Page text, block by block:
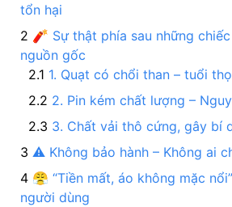
tổn hại
🧨 Sự thật phía sau những
nguồn gốc
1. Quạt có chổi than – tuổi
2. Pin kém chất lượng –
3. Chất vải thô cứng, gây bí
⚠️ Không bảo hành – Không ai
😤 “Tiền mất, áo không mặc
người dùng